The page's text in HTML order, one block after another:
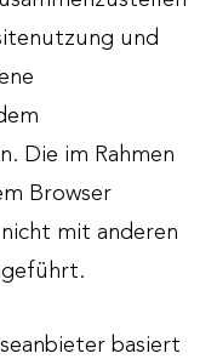
und
Die im Rahmen
Browser
mit anderen
basiert